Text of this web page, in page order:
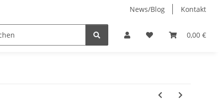
News/Blog Kontakt
0,00 €
Jenny-Bell (made in Germany)